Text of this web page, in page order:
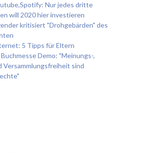
Nur jedes dritte
will 2020 hier investieren
kritisiert "Drohgebärden" des
5 Tipps für Eltern
Demo: "Meinungs-,
Versammlungsfreiheit sind